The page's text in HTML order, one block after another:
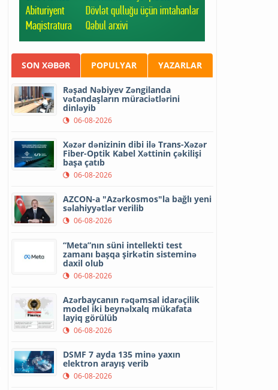
SON XƏBƏR POPULYAR YAZARLAR
Rəşad Nəbiyev Zəngilanda
vətəndaşların müraciətlərini
dinləyib
06-08-2026
Xəzər dənizinin dibi ilə Trans-Xəzər
Fiber-Optik Kabel Xəttinin çəkilişi
başa çatıb
06-08-2026
AZCON-a "Azərkosmos"la bağlı yeni
səlahiyyətlər verilib
06-08-2026
“Meta”nın süni intellekti test
zamanı başqa şirkətin sisteminə
daxil olub
06-08-2026
Azərbaycanın rəqəmsal idarəçilik
model iki beynəlxalq mükafata
layiq görülüb
06-08-2026
DSMF 7 ayda 135 minə yaxın
elektron arayış verib
06-08-2026